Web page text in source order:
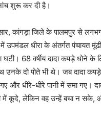
शुरू कर दी है।
कांगड़ा जिले के पालमपुर से
उपमंडल धीरा के अंतर्गत पंचायत
घटी। 68 वर्षीय दादा कपड़े धोने के
दो पोते भी थे। जब दादा कपड़े
और धीरे-धीरे पानी में समा गए।
में कूदे, लेकिन वह उन्हें बचा न सके,